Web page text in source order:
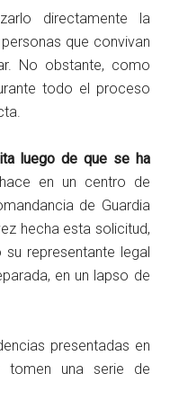
directamente la
que convivan
No obstante, como
todo el proceso
luego de que se ha
en un centro de
de Guardia
hecha esta solicitud,
representante legal
en un lapso de
presentadas en
tomen una serie de